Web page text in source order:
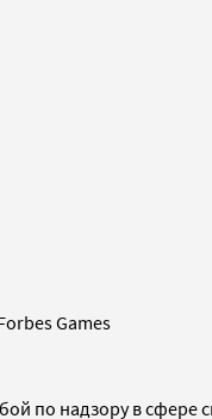
Games
по надзору в